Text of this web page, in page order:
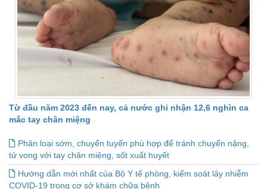
Từ đầu năm 2023 đến nay, cả nước ghi nhận 12,6 nghìn ca
mắc tay chân miệng
Phân loại sớm, chuyển tuyến phù hợp để tránh chuyển nặng,
tử vong với tay chân miệng, sốt xuất huyết
Hướng dẫn mới nhất của Bộ Y tế phòng, kiểm soát lây nhiễm
COVID-19 trong cơ sở khám chữa bệnh